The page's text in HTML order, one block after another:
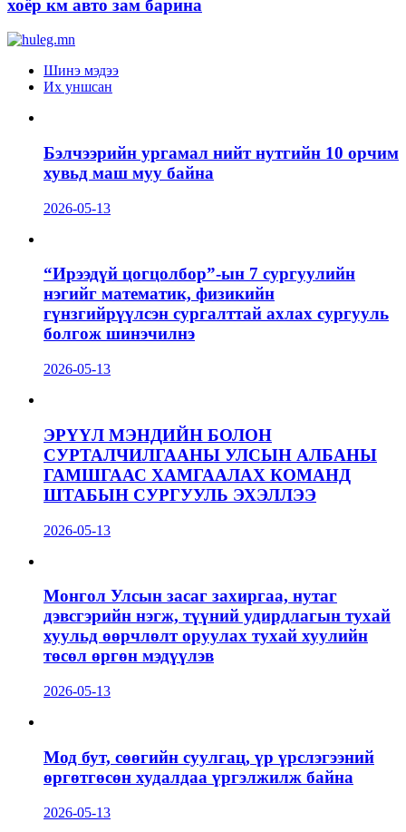
хоёр км авто зам барина
Шинэ мэдээ
Их уншсан
Бэлчээрийн ургамал нийт нутгийн 10 орчим
хувьд маш муу байна
2026-05-13
“Ирээдүй цогцолбор”-ын 7 сургуулийн
нэгийг математик, физикийн
гүнзгийрүүлсэн сургалттай ахлах сургууль
болгож шинэчилнэ
2026-05-13
ЭРҮҮЛ МЭНДИЙН БОЛОН
СУРТАЛЧИЛГААНЫ УЛСЫН АЛБАНЫ
ГАМШГААС ХАМГААЛАХ КОМАНД
ШТАБЫН СУРГУУЛЬ ЭХЭЛЛЭЭ
2026-05-13
Монгол Улсын засаг захиргаа, нутаг
дэвсгэрийн нэгж, түүний удирдлагын тухай
хуульд өөрчлөлт оруулах тухай хуулийн
төсөл өргөн мэдүүлэв
2026-05-13
Мод бут, сөөгийн суулгац, үр үрслэгээний
өргөтгөсөн худалдаа үргэлжилж байна
2026-05-13